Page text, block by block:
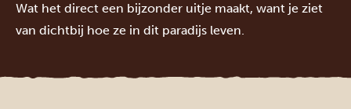
Wat het direct een bijzonder uitje maakt, want je ziet
van dichtbij hoe ze in dit paradijs leven.